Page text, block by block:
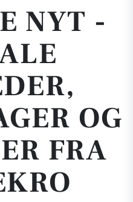
NYT -
OG
FRA